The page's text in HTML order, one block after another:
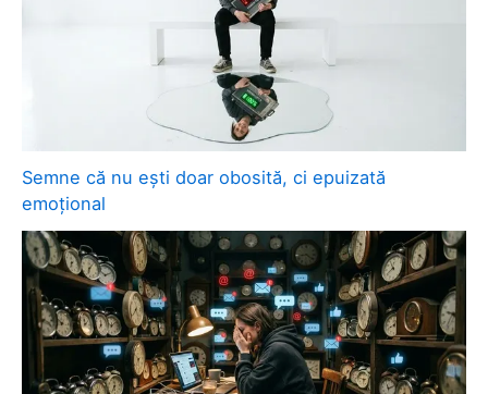
Semne că nu ești doar obosită, ci epuizată
emoțional